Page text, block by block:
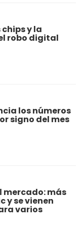
y la
robo digital
los números
signo del mes
mercado: más
y se vienen
varios